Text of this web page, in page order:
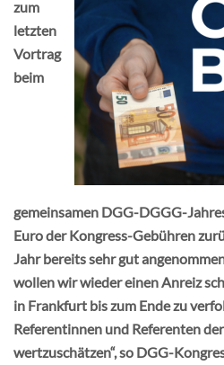
Mitgliedschaft & Spenden
Publikationen
zum
letzten
Vortrag
beim
gemeinsamen DGG-DGGG-
Euro der Kongress-Gebühren
Jahr bereits sehr gut
wollen wir wieder einen Anreiz
in Frankfurt bis zum Ende zu
Referentinnen und Referenten
wertzuschätzen“, so DGG-